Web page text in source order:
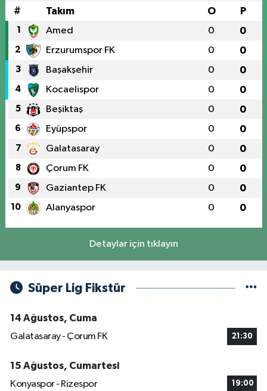
# Takım O P
1 Amed 0 0
2 Erzurumspor FK 0 0
3 Başakşehir 0 0
4 Kocaelispor 0 0
5 Beşiktaş 0 0
6 Eyüpspor 0 0
7 Galatasaray 0 0
8 Çorum FK 0 0
9 Gaziantep FK 0 0
10 Alanyaspor 0 0
Detaylar için tıklayın
Süper Lig Fikstür
14 Ağustos, Cuma
Galatasaray - Çorum FK
21:30
15 Ağustos, Cumartesi
Konyaspor - Rizespor
19:00